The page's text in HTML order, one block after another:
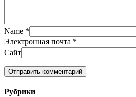
Name *
Электронная почта *
Сайт
Рубрики